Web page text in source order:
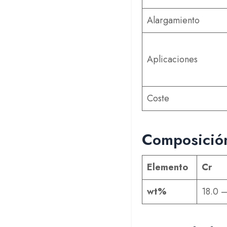
Alargamiento
Aplicaciones
Coste
Elemento
Cr
wt%
18.0